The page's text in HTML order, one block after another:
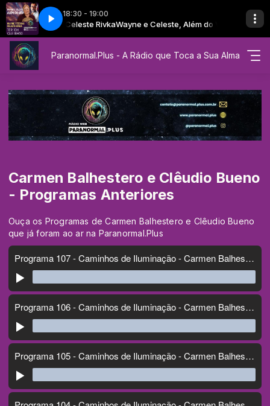
18:30 - 19:00
Ytzchak e Celeste RivkaWayne e Celeste, Além do Véu com
- Além do Véu EP 03 - Wayne e Celeste - Além do Véu
Paranormal.Plus - A Rádio que Toca a Sua Alma
Carmen Balhestero e Clêudio Bueno
- Programas Anteriores
Ouça os Programas de Carmen Balhestero e Clêudio Bueno
que já foram ao ar na Paranormal.Plus